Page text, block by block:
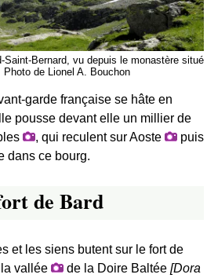
Saint-Bernard, vu depuis le monastère situé
de Lionel A. Bouchon
garde française se hâte en
pousse devant elle un millier de
, qui reculent sur Aoste
puis
dans ce bourg.
de Bard
et les siens butent sur le fort de
vallée de la Doire Baltée [Dora